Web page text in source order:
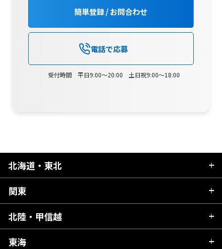
簡単登録 / お問合わせ
電話で応募
受付時間 平日9:00～20:00 土日祝9:00～18:00
北海道・東北
北海道
青森県
秋田県
関東
茨城県
栃木県
北陸・甲信越
新潟県
東海